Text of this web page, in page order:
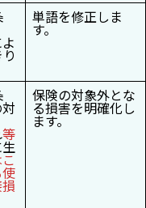
単語を修正しま
す。
等
保険の対象外とな
る損害を明確化し
ます。